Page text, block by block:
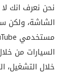
نحن نعرف انك
الشاشة، ولكن
خلال التشغيل،